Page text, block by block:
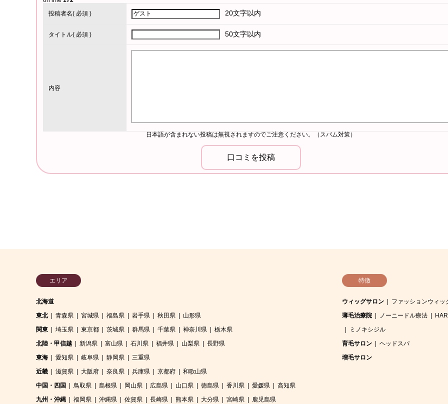
投稿者名( 必須 ) 20文字以内
タイトル( 必須 ) 50文字以内
内容
日本語が含まれない投稿は無視されますのでご注意ください。（スパム対策）
エリア
北海道
東北
青森県 宮城県 福島県 岩手県 秋田県
山形県
関東
埼玉県 東京都 茨城県 群馬県 千葉県 神奈川県
栃木県
北陸・甲信越
新潟県 富山県 石川県 福井県 山梨県
長野県
東海
愛知県 岐阜県 静岡県
三重県
近畿
滋賀県 大阪府 奈良県 兵庫県 京都府
和歌山県
中国・四国
鳥取県 島根県 岡山県 広島県 山口県 徳島県 香川県 愛媛県
高知県
九州・沖縄
福岡県 沖縄県 佐賀県 長崎県 熊本県 大分県 宮崎県 鹿児島県
特徴
ウィッグサロン
ファッションウィッ
薄毛治療院
ノーニードル療法
ミノキシジル
育毛サロン
ヘッドスパ
増毛サロン